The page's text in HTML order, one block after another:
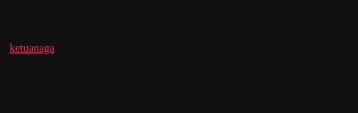
ketuanaga